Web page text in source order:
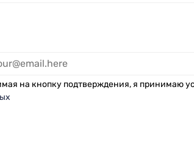
на кнопку подтверждения, я принимаю